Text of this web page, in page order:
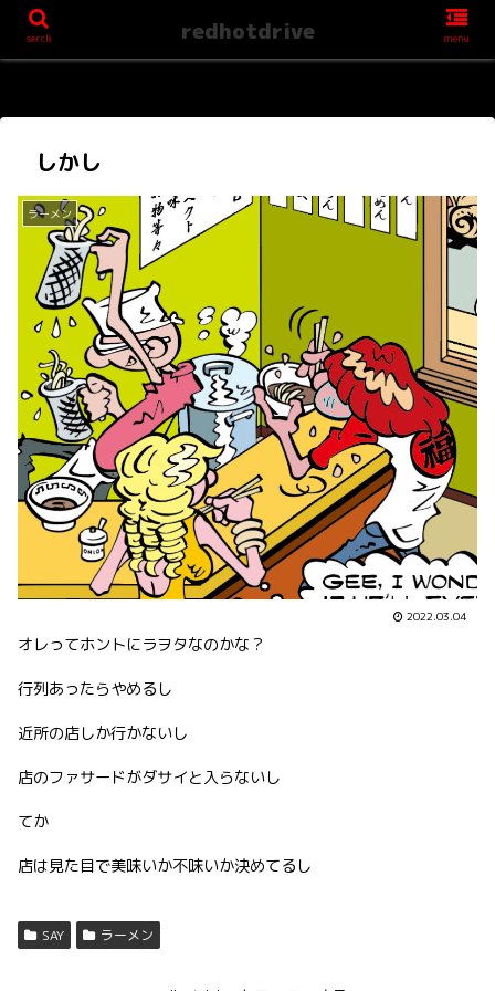
しかし
ラーメン
2022.03.04
オレってホントにラヲタなのかな？
行列あったらやめるし
近所の店しか行かないし
店のファサードがダサイと入らないし
てか
店は見た目で美味いか不味いか決めてるし
SAY ラーメン
serch redhotdrive menu